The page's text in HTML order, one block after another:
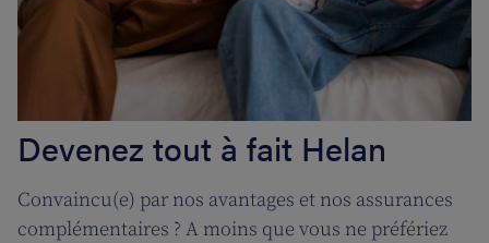
Devenez tout à fait Helan
Convaincu(e) par nos avantages et nos assurances
complémentaires ? A moins que vous ne préfériez